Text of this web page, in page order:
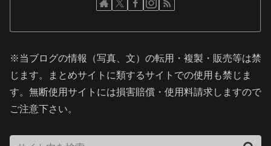
※当ブログの情報（写真、文）の転用・複製・販売等は禁
じます。まとめサイトに類するサイトでの使用も禁じま
す。無断使用サイトには損害賠償・使用料請求しますので
ご注意下さい。